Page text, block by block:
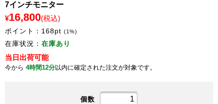
7インチモニター
¥16,800(税込)
ポイント： 168pt (1%)
在庫状況： 在庫あり
当日出荷可能
今から 4時間12分以内に確定された注文が対象です。
個数